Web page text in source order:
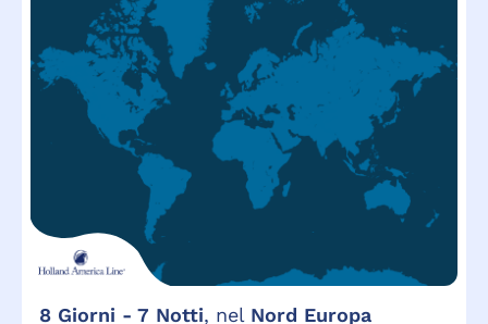
8 Giorni - 7 Notti, nel Nord Europa